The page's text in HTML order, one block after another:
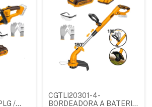
/
CGTLI20301-4-
BORDEADORA A BATERIA